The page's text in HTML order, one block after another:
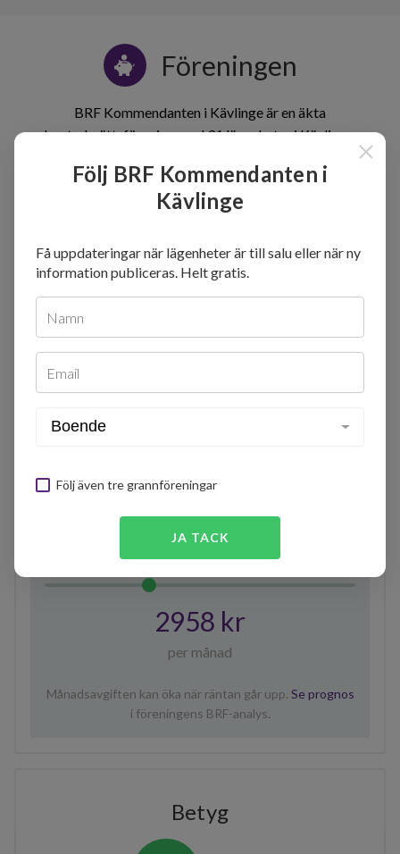
Följ BRF Kommendanten i
Kävlinge
Få uppdateringar när lägenheter är till salu eller när ny
information publiceras. Helt gratis.
Namn
Email
Följ även tre grannföreningar
JA TACK
1
lägenhet
Föreningen
BRF Kommendanten i Kävlinge är en äkta
bostadsrättsförening med 31 lägenheter i Kävlinge.
Föreningen bildades år 1986 och har fått betyget A+ för år
2024
Månadsavgift
500
750
710 717
Storlek på lägenhet50(m²)
2958 kr
per månad
Månadsavgiften kan öka när räntan går upp. Se prognos
i föreningens BRF-analys.
Betyg